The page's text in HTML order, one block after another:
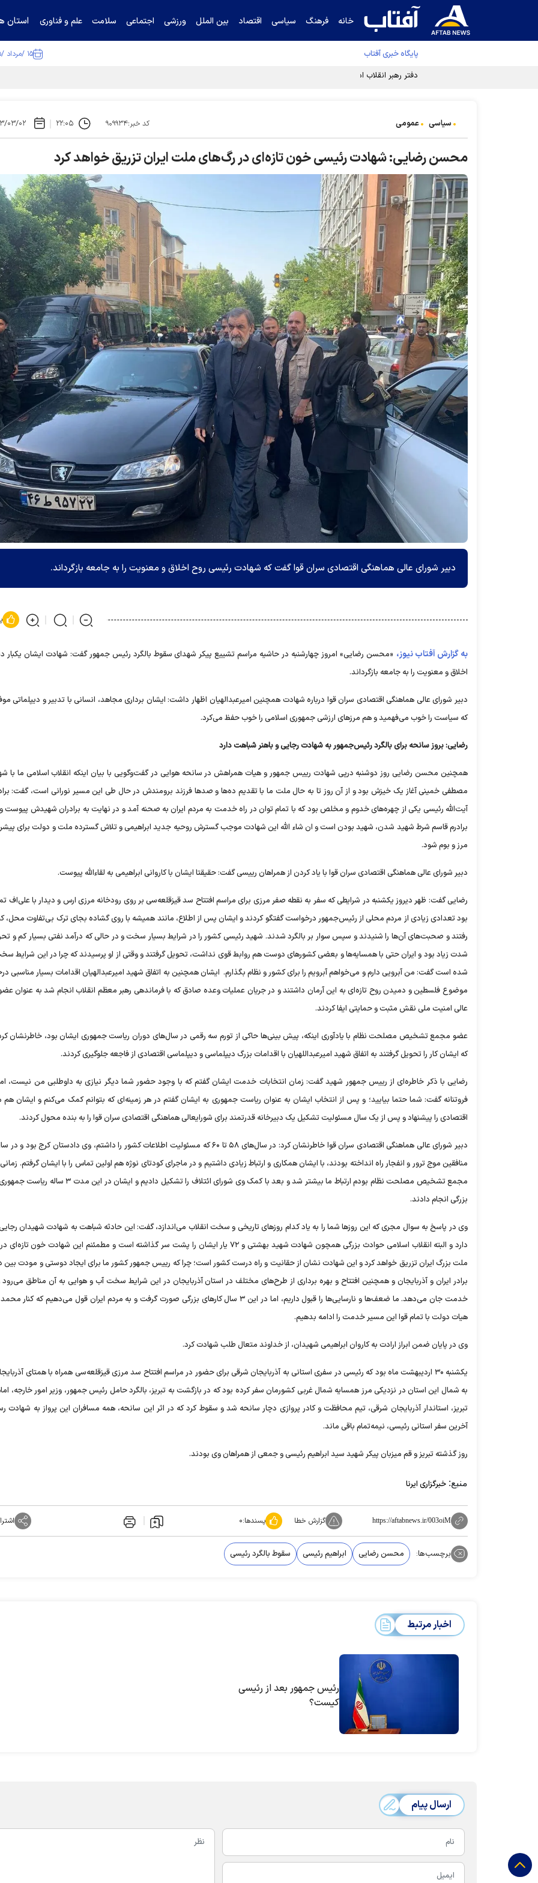
خانه فرهنگ سیاسی اقتصاد بین الملل ورزشی اجتماعی سلامت علم و فناوری استان
پایگاه خبری آفتاب ۱۵ /مرداد /۱۴۰۵
دفتر رهبر انقلاب ادعای خرازی درباره پزشکیان را تکذیب کرد
سیاسی عمومی کد خبر:۹۰۹۹۳۴ ۲۲:۰۵ ۱۴۰۳/
محسن رضایی: شهادت رئیسی خون تازه‌ای در رگ‌های ملت ایران تزریق خواهد کرد
دبیر شورای عالی هماهنگی اقتصادی سران قوا گفت که شهادت رئیسی روح اخلاق و معنویت را به جامعه بازگرداند.
به گزارش آفتاب نیوز، «محسن رضایی» امروز چهارشنبه در حاشیه مراسم تشییع پیکر شهدای سقوط بالگرد رئیس جمهور گفت: شهادت ایشان یکبار
اخلاق و معنویت را به جامعه بازگرداند.
دبیر شورای عالی هماهنگی اقتصادی سران قوا درباره شهادت همچنین امیرعبدالهیان اظهار داشت: ایشان برداری مجاهد، انسانی با تدبیر و دیپلماتی
که سیاست را خوب می‌فهمید و هم مرز‌های ارزشی جمهوری اسلامی را خوب حفظ می‌کرد.
رضایی: بروز سانحه برای بالگرد رئیس‌جمهور به شهادت رجایی و باهنر شباهت دارد
همچنین محسن رضایی روز دوشنبه درپی شهادت رییس جمهور و هیات همراهش در سانحه هوایی در گفت‌وگویی با بیان اینکه انقلاب اسلامی ما با
مصطفی خمینی آغاز یک خیزش بود و از آن روز تا به حال ملت ما با تقدیم ده‌ها و صد‌ها فرزند برومندش در حال طی این مسیر نورانی است، گفت:
آیت‌الله رئیسی یکی از چهره‌های خدوم و مخلص بود که با تمام توان در راه خدمت به مردم ایران به صحنه آمد و در نهایت به برادران شهیدش پیوست
برادرم قاسم شرط شهید شدن، شهید بودن است و ان شاء الله این شهادت موجب گسترش روحیه جدید ابراهیمی و تلاش گسترده ملت و دولت برای
مرز و بوم شود.
دبیر شورای عالی هماهنگی اقتصادی سران قوا با یاد کردن از همراهان رییسی گفت: حقیقتا ایشان با کاروانی ابراهیمی به لقاءالله پیوست.
رضایی گفت: ظهر دیروز یکشنبه در شرایطی که سفر به نقطه صفر مرزی برای مراسم افتتاح سد قیزقلعه‌سی بر روی رودخانه مرزی ارس و دیدار با علی‌اف
بود تعدادی زیادی از مردم محلی از رئیس‌جمهور درخواست گفتگو کردند و ایشان پس از اطلاع، مانند همیشه با روی گشاده بجای ترک بی‌تفاوت محل،
رفتند و صحبت‌های آن‌ها را شنیدند و سپس سوار بر بالگرد شدند. شهید رئیسی کشور را در شرایط بسیار سخت و در حالی که درآمد نفتی بسیار کم و
شدت زیاد بود و ایران حتی با همسایه‌ها و بعضی کشور‌های دوست هم روابط قوی نداشت، تحویل گرفتند و وقتی از او پرسیدند که چرا در این شرایط
شده است گفت: من آبرویی دارم و می‌خواهم آبرویم را برای کشور و نظام بگذارم. ایشان همچنین به اتفاق شهید امیرعبدالهیان اقدامات بسیار
موضوع فلسطین و دمیدن روح تازه‌ای به این آرمان داشتند و در جریان عملیات وعده صادق که با فرماندهی رهبر معظم انقلاب انجام شد به عنوان
عالی امنیت ملی نقش مثبت و حمایتی ایفا کردند.
عضو مجمع تشخیص مصلحت نظام با یادآوری اینکه، پیش بینی‌ها حاکی از تورم سه رقمی در سال‌های دوران ریاست جمهوری ایشان بود، خاطرنشان
که ایشان کار را تحویل گرفتند به اتفاق شهید امیرعبداللهیان با اقدامات بزرگ دیپلماسی و دیپلماسی اقتصادی از فاجعه جلوگیری کردند.
رضایی با ذکر خاطره‌ای از رییس جمهور شهید گفت: زمان انتخابات خدمت ایشان گفتم که با وجود حضور شما دیگر نیازی به داوطلبی من نیست،
فروتنانه گفت: شما حتما بیایید؛ و پس از انتخاب ایشان به عنوان ریاست جمهوری به ایشان گفتم در هر زمینه‌ای که بتوانم کمک می‌کنم و ایشان
اقتصادی را پیشنهاد و پس از یک سال مسئولیت تشکیل یک دبیرخانه قدرتمند برای شورایعالی هماهنگی اقتصادی سران قوا را به بنده محول کردند.
منافقین موج ترور و انفجار راه انداخته بودند، با ایشان همکاری و ارتباط زیادی داشتیم و در ماجرای کودتای نوژه هم اولین تماس را با ایشان گرفتم.
مجمع تشخیص مصلحت نظام بودم ارتباط ما بیشتر شد و بعد با کمک وی شورای ائتلاف را تشکیل دادیم و
بزرگی انجام دادند.
وی در پاسخ به سوال مجری که این روز‌ها شما را به یاد کدام روز‌های تاریخی و سخت انقلاب می‌اندازد، گفت: این حادثه شباهت به شهادت شهیدان رجایی
دارد و البته انقلاب اسلامی حوادث بزرگی همچون شهادت شهید بهشتی و ۷۲ یار ایشان را پشت سر گذاشته است و مطمئنم این شهادت خون
ملت بزرگ ایران تزریق خواهد کرد و این شهادت نشان از حقانیت و راه درست کشور است؛ چرا که رییس جمهور کشور ما برای ایجاد دوستی و مودت بین
برادر ایران و آذربایجان و همچنین افتتاح و بهره برداری از طرح‌های مختلف در استان آذربایجان در این شرایط سخت آب و هوایی به آن مناطق می‌رود
خدمت جان می‌دهد. ما ضعف‌ها و نارسایی‌ها را قبول داریم، اما در این ۳ سال کار‌های بزرگی صورت گرفت و به مردم ایران قول می‌دهیم که
هیات دولت با تمام قوا این مسیر خدمت را ادامه بدهیم.
وی در پایان ضمن ابراز ارادت به کاروان ابراهیمی شهیدان، از خداوند متعال طلب شهادت کرد.
یکشنبه ۳۰ اردیبهشت ماه بود که رئیسی در سفری استانی به آذربایجان شرقی برای حضور در مراسم افتتاح سد مرزی قیزقلعه‌سی همراه با همتای
به شمال این استان در نزدیکی مرز همسایه شمال غربی کشورمان سفر کرده بود که در بازگشت به تبریز، بالگرد حامل رئیس جمهور، وزیر امور خارجه،
تبریز، استاندار آذربایجان شرقی، تیم محافظت و کادر پروازی دچار سانحه شد و سقوط کرد که در اثر این سانحه، همه مسافران این پرواز به شهادت
آخرین سفر استانی رئیسی، نیمه‌تمام باقی ماند.
روز گذشته تبریز و قم میزبان پیکر شهید سید ابراهیم رئیسی و جمعی از همراهان وی بودند.
منبع: خبرگزاری ایرنا
https://aftabnews.ir/003oiM گزارش خطا پسندها:۰
برچسب‌ها: محسن رضایی ابراهیم رئیسی سقوط بالگرد رئیسی
اخبار مرتبط
رئیس جمهور بعد از رئیسی
کیست؟
ارسال پیام